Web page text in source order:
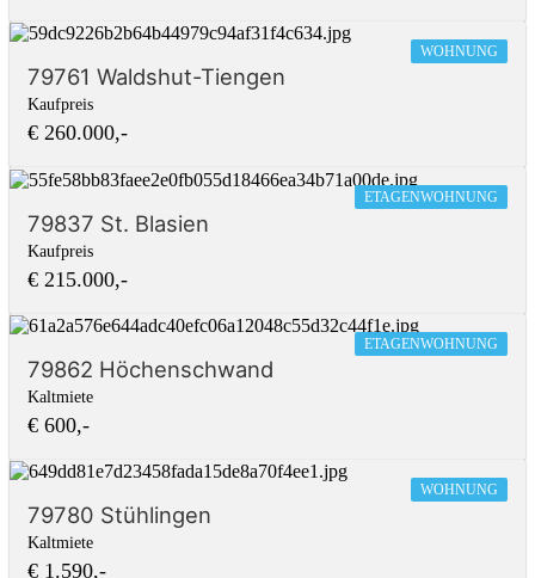
WOHNUNG
79761 Waldshut-Tiengen
Kaufpreis
€ 260.000,-
ETAGENWOHNUNG
79837 St. Blasien
Kaufpreis
€ 215.000,-
ETAGENWOHNUNG
79862 Höchenschwand
Kaltmiete
€ 600,-
WOHNUNG
79780 Stühlingen
Kaltmiete
€ 1.590,-